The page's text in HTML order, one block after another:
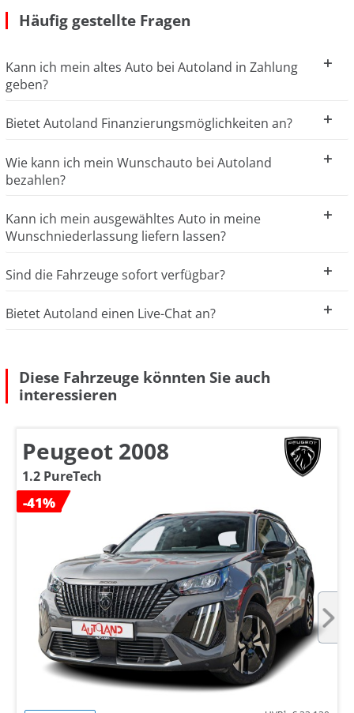
Häufig gestellte Fragen
Kann ich mein altes Auto bei Autoland in Zahlung
geben?
Bietet Autoland Finanzierungsmöglichkeiten an?
Wie kann ich mein Wunschauto bei Autoland
bezahlen?
Kann ich mein ausgewähltes Auto in meine
Wunschniederlassung liefern lassen?
Sind die Fahrzeuge sofort verfügbar?
Bietet Autoland einen Live-Chat an?
Diese Fahrzeuge könnten Sie auch
interessieren
Peugeot 2008
1.2 PureTech
-41%